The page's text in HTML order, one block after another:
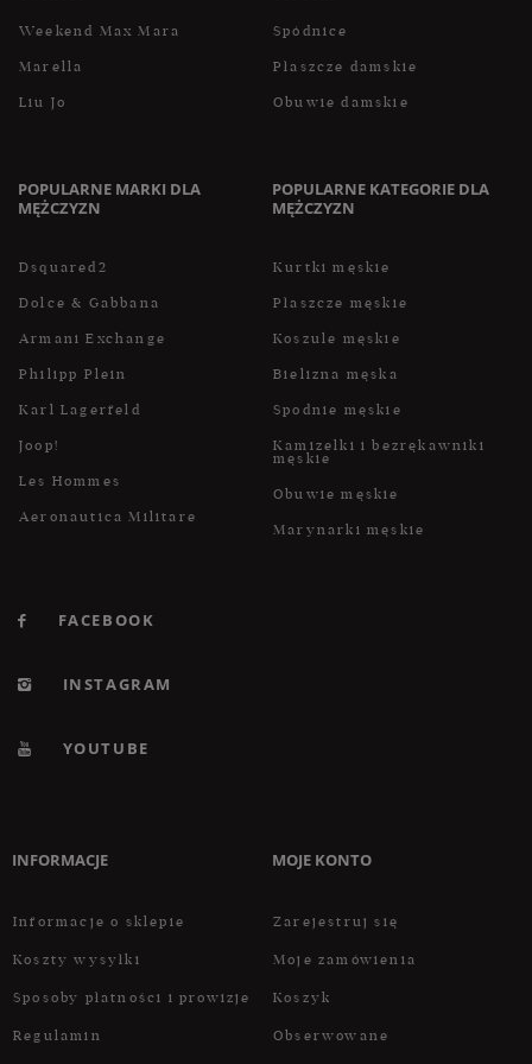
Weekend Max Mara
Marella
Liu Jo
Spódnice
Płaszcze damskie
Obuwie damskie
POPULARNE MARKI DLA
MĘŻCZYZN
Dsquared2
Dolce & Gabbana
Armani Exchange
Philipp Plein
Karl Lagerfeld
Joop!
Les Hommes
Aeronautica Militare
POPULARNE KATEGORIE DLA
MĘŻCZYZN
Kurtki męskie
Płaszcze męskie
Koszule męskie
Bielizna męska
Spodnie męskie
Kamizelki i bezrękawniki
męskie
Obuwie męskie
Marynarki męskie
FACEBOOK
INSTAGRAM
YOUTUBE
INFORMACJE
Informacje o sklepie
Koszty wysyłki
Sposoby płatności i prowizje
Regulamin
MOJE KONTO
Zarejestruj się
Moje zamówienia
Koszyk
Obserwowane